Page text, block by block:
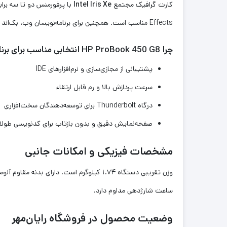
کارت گرافیک مجتمع Intel Iris Xe
Effects مناسب است. همچنین برای برنامه‌نویسان وب، بک‌اند و دیتاساینس گزینه‌ای پایدار و مقرون‌به‌صرفه است.
چرا HP ProBook 450 G8 انتخابی مناسب برای برنامه‌نویسان است؟
پشتیبانی از مجازی‌سازی و نرم‌افزارهای IDE
سرعت پردازش بالا و رم قابل ارتقاء
درگاه Thunderbolt برای توسعه‌دهندگان سخت‌افزاری
صفحه‌نمایش دقیق و بدون بازتاب برای کدنویسی
مشخصات فیزیکی و امکانات جانبی
ساعت شارژدهی مداوم دارد.
وضعیت محصول در فروشگاه رایان‌مهر